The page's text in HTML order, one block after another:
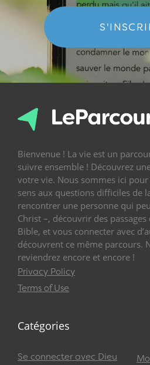
Bienvenue ! La vie est un
suivre ensemble ! Découvrez
votre vie. Nous sommes ici
sens aux questions difficiles de
rencontrer une personne qui
Christ –, découvrir des
Bible, et vous connecter avec
découvrent ce même parcours.
reviendrez encore et encore !
Privacy Policy
Terms of Use
Catégories
Se connecter avec Dieu